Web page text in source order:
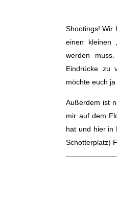
Shootings! Wir
einen kleinen
werden
Eindrücke zu
möchte euch
Außerdem ist
mir auf dem
hat und hier in
Schotterplatz)